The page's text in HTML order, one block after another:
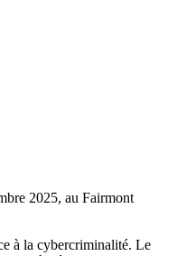
2025, au Fairmont
à la cybercriminalité. Le